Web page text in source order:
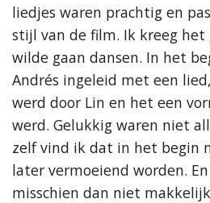
liedjes waren prachtig en
stijl van de film. Ik kreeg het
wilde gaan dansen. In het
Andrés ingeleid met een
werd door Lin en het een
werd. Gelukkig waren niet
zelf vind ik dat in het begin
later vermoeiend worden.
misschien dan niet